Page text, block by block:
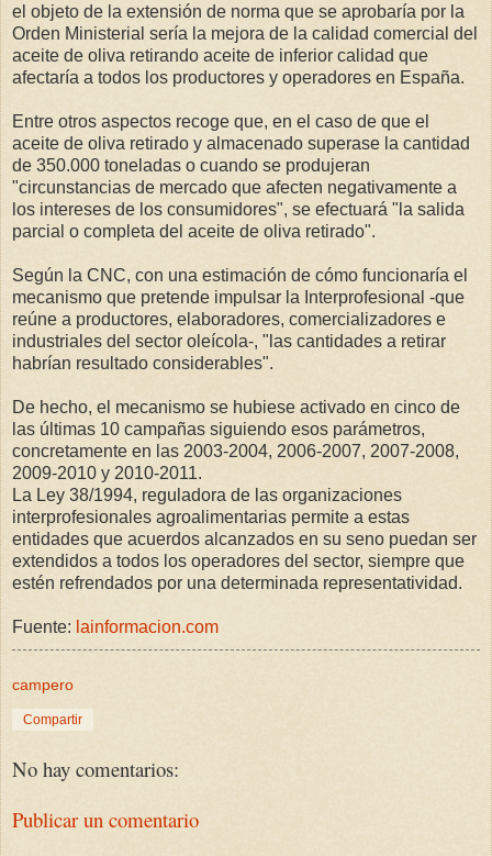
el objeto de la extensión de norma que se aprobaría por la
Orden Ministerial sería la mejora de la calidad comercial del
aceite de oliva retirando aceite de inferior calidad que
afectaría a todos los productores y operadores en España.
Entre otros aspectos recoge que, en el caso de que el
aceite de oliva retirado y almacenado superase la cantidad
de 350.000 toneladas o cuando se produjeran
"circunstancias de mercado que afecten negativamente a
los intereses de los consumidores", se efectuará "la salida
parcial o completa del aceite de oliva retirado".
Según la CNC, con una estimación de cómo funcionaría el
mecanismo que pretende impulsar la Interprofesional -que
reúne a productores, elaboradores, comercializadores e
industriales del sector oleícola-, "las cantidades a retirar
habrían resultado considerables".
De hecho, el mecanismo se hubiese activado en cinco de
las últimas 10 campañas siguiendo esos parámetros,
concretamente en las 2003-2004, 2006-2007, 2007-2008,
2009-2010 y 2010-2011.
La Ley 38/1994, reguladora de las organizaciones
interprofesionales agroalimentarias permite a estas
entidades que acuerdos alcanzados en su seno puedan ser
extendidos a todos los operadores del sector, siempre que
estén refrendados por una determinada representatividad.
Fuente: lainformacion.com
campero
Compartir
No hay comentarios:
Publicar un comentario